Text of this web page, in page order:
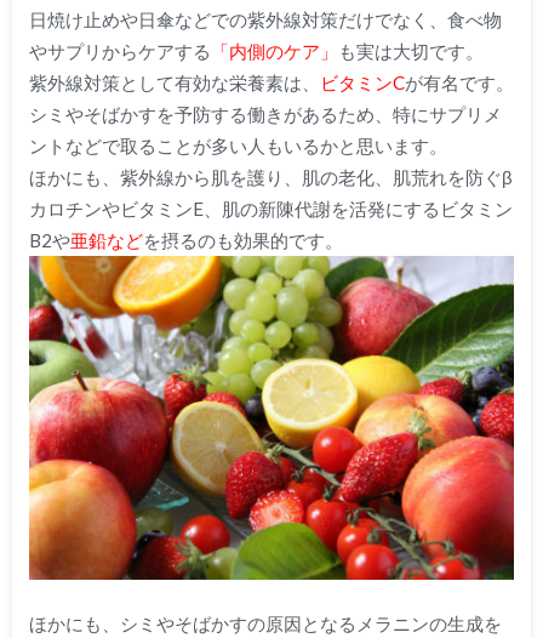
日焼け止めや日傘などでの紫外線対策だけでなく、食べ物
やサプリからケアする 「内側のケア」
も実は大切です。
紫外線対策として有効な栄養素は、
ビタミンCが有名です。
シミやそばかすを予防する働きがあるため、特にサプリメ
ントなどで取ることが多い人もいるかと思います。
ほかにも、紫外線から肌を護り、肌の老化、肌荒れを防ぐβ
カロチンやビタミンE、肌の新陳代謝を活発にするビタミン
B2や亜鉛などを摂るのも効果的です。
ほかにも、シミやそばかすの原因となるメラニンの生成を